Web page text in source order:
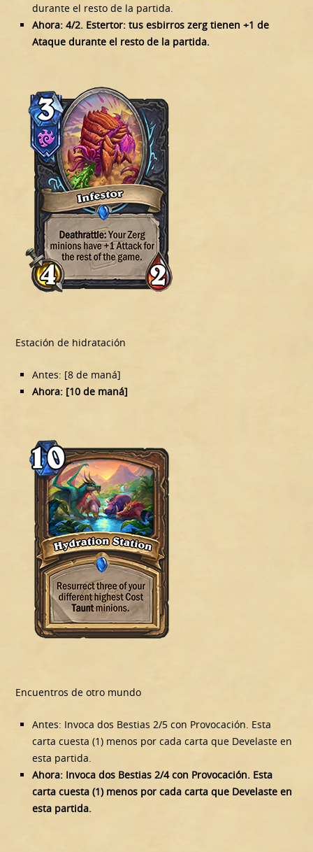
durante el resto de la partida.
Ahora: 4/2. Estertor: tus esbirros zerg tienen +1 de
Ataque durante el resto de la partida.
Estación de hidratación
Antes: [8 de maná]
Ahora: [10 de maná]
Encuentros de otro mundo
Antes: Invoca dos Bestias 2/5 con Provocación. Esta
carta cuesta (1) menos por cada carta que Develaste en
esta partida.
Ahora: Invoca dos Bestias 2/4 con Provocación. Esta
carta cuesta (1) menos por cada carta que Develaste en
esta partida.